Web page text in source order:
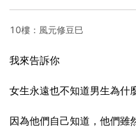
10樓：風元修豆巳
我來告訴你
女生永遠也不知道男生為什
因為他們自己知道，他們雖